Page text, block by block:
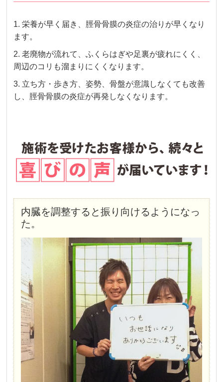
1. 栄養が早く届き、脛骨骨膜の炎症の治りが早くなり
ます。
2. 老廃物が流れて、ふくらはぎや足裏が疲れにくく、
周辺のコリも溜まりにくくなります。
3. 立ち方・歩き方、姿勢、骨盤が意識しなくても改善
し、脛骨骨膜の炎症が再発しなくなります。
内臓を調整すると振り向けるようになっ
た。